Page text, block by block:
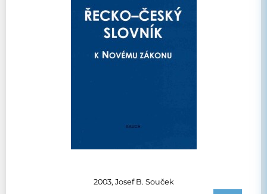
2003, Josef B. Souček